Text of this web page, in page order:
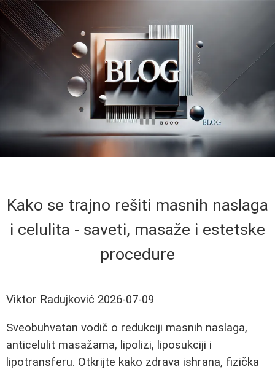
Kako se trajno rešiti masnih naslaga
i celulita - saveti, masaže i estetske
procedure
Viktor Radujković 2026-07-09
Sveobuhvatan vodič o redukciji masnih naslaga,
anticelulit masažama, lipolizi, liposukciji i
lipotransferu. Otkrijte kako zdrava ishrana, fizička